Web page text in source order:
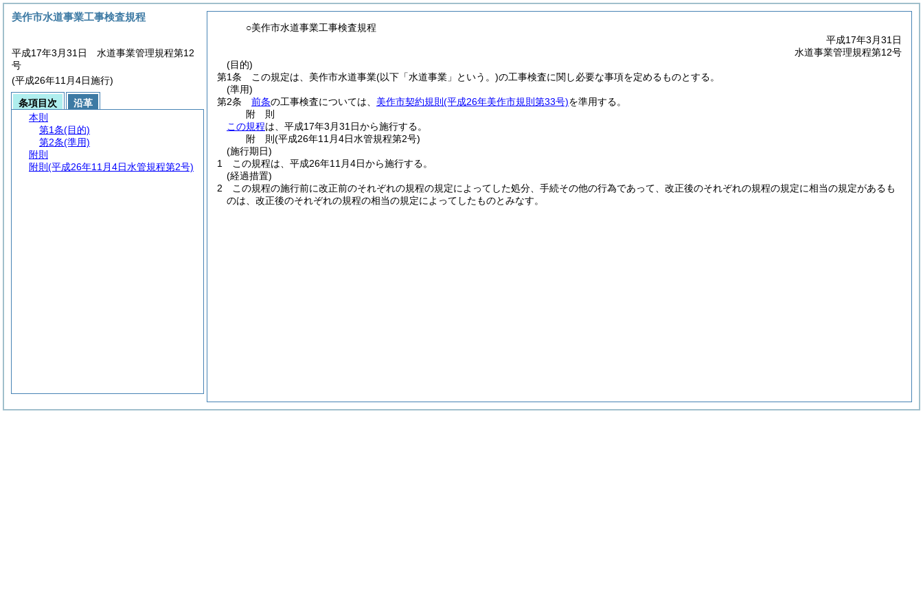
○美作市水道事業工事検査規程
平成17年3月31日
水道事業管理規程第12号
(目的)
第1条
この規定は、美作市水道事業(以下「水道事業」という。)の工事検査に関し必要な事項を定めるものとする。
(準用)
第2条
前条の工事検査については、 美作市契約規則 (平成26年美作市規則第33号)を準用する。
附 則
この規程は、平成17年3月31日から施行する。
附 則(平成26年11月4日水管規程第2号)
(施行期日)
1
この規程は、平成26年11月4日から施行する。
(経過措置)
2
この規程の施行前に改正前のそれぞれの規程の規定によってした処分、手続その他の行為であって、改正後のそれぞれの規程の規定に相当の規定があるも
のは、改正後のそれぞれの規程の相当の規定によってしたものとみなす。
美作市水道事業工事検査規程
平成17年3月31日 水道事業管理規程第12
号
(平成26年11月4日施行)
条項目次
沿革
本則
第1条(目的)
第2条(準用)
附則
附則 (平成26年11月4日水管規程第2号)